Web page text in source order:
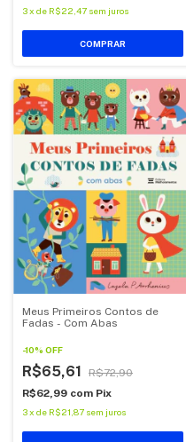
3x de R$22,47 sem juros
COMPRAR
Meus Primeiros Contos de
Fadas - Com Abas
-10% OFF
R$65,61
R$72,90
R$62,99 com Pix
3x de R$21,87 sem juros